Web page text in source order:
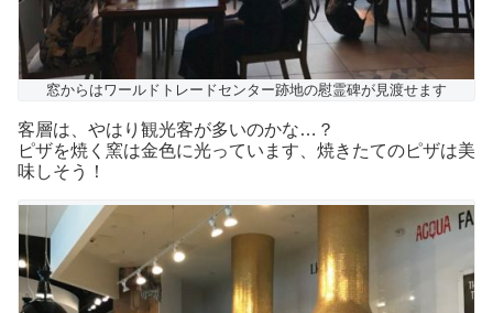
窓からはワールドトレードセンター跡地の慰霊碑が見渡せます
客層は、やはり観光客が多いのかな…？
ピザを焼く窯は金色に光っています、焼きたてのピザは美
味しそう！